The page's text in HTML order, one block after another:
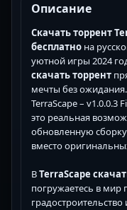
Описание
Скачать торрент
бесплатно на
уютной игры 2024
скачать торрент
мечты без ожидания.
TerraScape – v1.0.0.3
это реальная
обновленную
вместо
ВTerraScape
погружаетесь в мир